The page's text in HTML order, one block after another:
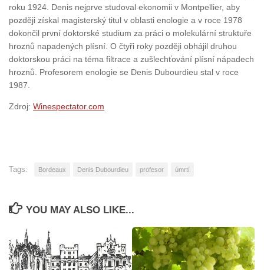
roku 1924. Denis nejprve studoval ekonomii v Montpellier, aby
později získal magisterský titul v oblasti enologie a v roce 1978
dokončil první doktorské studium za práci o molekulární struktuře
hroznů napadených plísní. O čtyři roky později obhájil druhou
doktorskou práci na téma filtrace a zušlechťování plísní nápadech
hroznů. Profesorem enologie se Denis Dubourdieu stal v roce
1987.
Zdroj: Winespectator.com
Tags: Bordeaux Denis Dubourdieu profesor úmrtí
YOU MAY ALSO LIKE...